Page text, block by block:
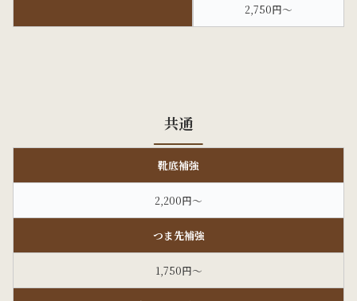
2,750円～
共通
靴底補強
2,200円～
つま先補強
1,750円～